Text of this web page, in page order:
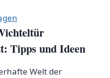
verzaubern.
Website und lassen
Welt der Magie
Tipps und Ideen
Welt der